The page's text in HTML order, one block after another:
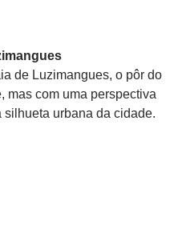
de Luzimangues, o pôr do
mas com uma perspectiva
urbana da cidade.